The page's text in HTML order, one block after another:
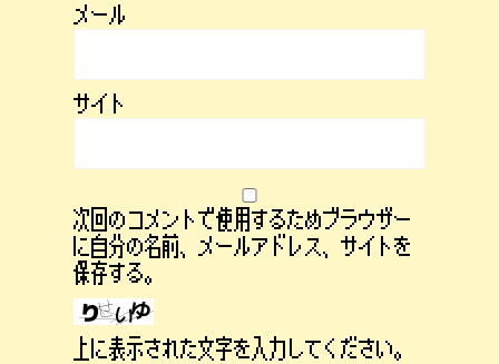
メール
サイト
次回のコメントで使用するためブラウザー
に自分の名前、メールアドレス、サイトを
保存する。
上に表示された文字を入力してください。